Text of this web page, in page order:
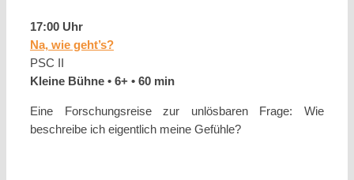
17:00 Uhr
Na, wie geht’s?
PSC II
Kleine Bühne • 6+ • 60 min
Eine Forschungsreise zur unlösbaren Frage: Wie
beschreibe ich eigentlich meine Gefühle?